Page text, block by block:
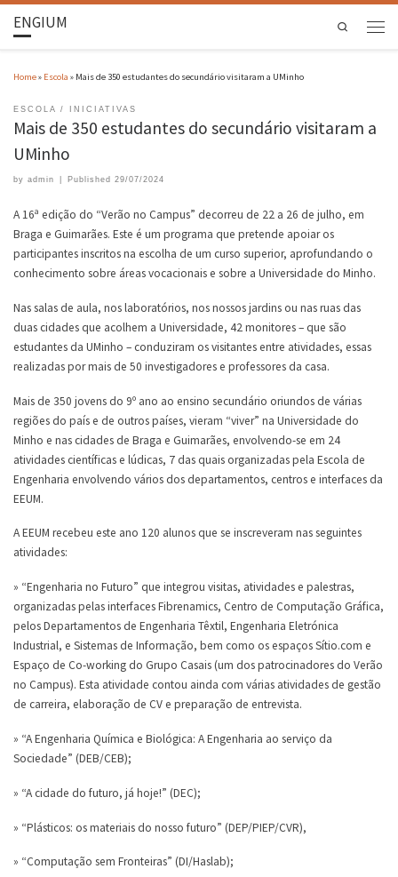
ENGIUM Search
Home» Escola » Mais de 350 estudantes do secundário visitaram a UMinho
ESCOLA INICIATIVAS
Mais de 350 estudantes do secundário visitaram a
UMinho
by admin Published 29/07/2024
A 16ª edição do “Verão no Campus” decorreu de 22 a 26 de julho, em
Braga e Guimarães. Este é um programa que pretende apoiar os
participantes inscritos na escolha de um curso superior, aprofundando o
conhecimento sobre áreas vocacionais e sobre a Universidade do Minho.
Nas salas de aula, nos laboratórios, nos nossos jardins ou nas ruas das
duas cidades que acolhem a Universidade, 42 monitores – que são
estudantes da UMinho – conduziram os visitantes entre atividades, essas
realizadas por mais de 50 investigadores e professores da casa.
Mais de 350 jovens do 9º ano ao ensino secundário oriundos de várias
regiões do país e de outros países, vieram “viver” na Universidade do
Minho e nas cidades de Braga e Guimarães, envolvendo-se em 24
atividades científicas e lúdicas, 7 das quais organizadas pela Escola de
Engenharia envolvendo vários dos departamentos, centros e interfaces da
EEUM.
A EEUM recebeu este ano 120 alunos que se inscreveram nas seguintes
atividades:
» “Engenharia no Futuro” que integrou visitas, atividades e palestras,
organizadas pelas interfaces Fibrenamics, Centro de Computação Gráfica,
pelos Departamentos de Engenharia Têxtil, Engenharia Eletrónica
Industrial, e Sistemas de Informação, bem como os espaços Sítio.com e
Espaço de Co-working do Grupo Casais (um dos patrocinadores do Verão
no Campus). Esta atividade contou ainda com várias atividades de gestão
de carreira, elaboração de CV e preparação de entrevista.
» “A Engenharia Química e Biológica: A Engenharia ao serviço da
Sociedade” (DEB/CEB);
» “A cidade do futuro, já hoje!” (DEC);
» “Plásticos: os materiais do nosso futuro” (DEP/PIEP/CVR),
» “Computação sem Fronteiras” (DI/Haslab);